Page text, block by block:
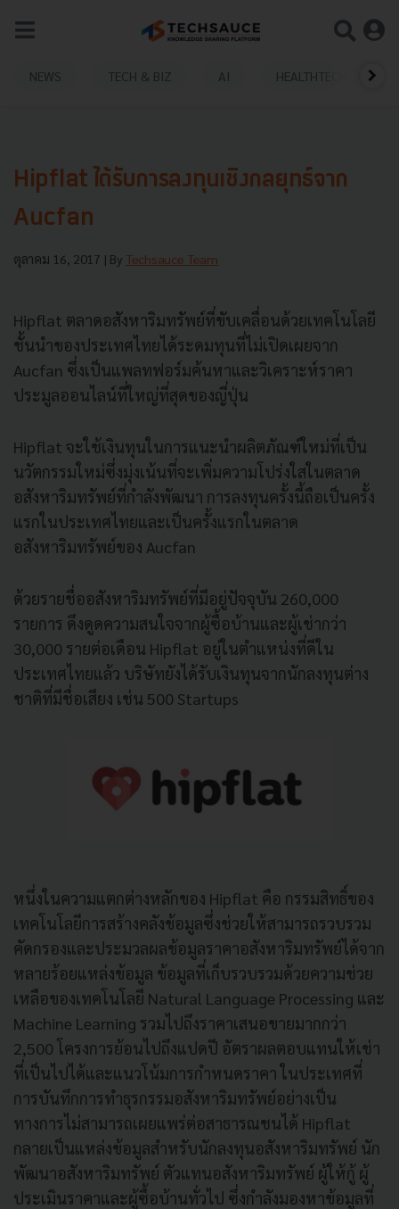
NEWS TECH & BIZ AI HEALTHTECH
Hipflat ได้รับการลงทุนเชิงกลยุทธ์จาก
Aucfan
ตุลาคม 16, 2017 | By Techsauce Team
Hipflat ตลาดอสังหาริมทรัพย์ที่ขับเคลื่อนด้วยเทคโนโลยี
ชั้นนำของประเทศไทยได้ระดมทุนที่ไม่เปิดเผยจาก
Aucfan ซึ่งเป็นแพลทฟอร์มค้นหาและวิเคราะห์ราคา
ประมูลออนไลน์ที่ใหญ่ที่สุดของญี่ปุ่น
Hipflat จะใช้เงินทุนในการแนะนำผลิตภัณฑ์ใหม่ที่เป็น
นวัตกรรมใหม่ซึ่งมุ่งเน้นที่จะเพิ่มความโปร่งใสในตลาด
อสังหาริมทรัพย์ที่กำลังพัฒนา การลงทุนครั้งนี้ถือเป็นครั้ง
แรกในประเทศไทยและเป็นครั้งแรกในตลาด
อสังหาริมทรัพย์ของ Aucfan
ด้วยรายชื่ออสังหาริมทรัพย์ที่มีอยู่ปัจจุบัน 260,000
รายการ ดึงดูดความสนใจจากผู้ซื้อบ้านและผู้เช่ากว่า
30,000 รายต่อเดือน Hipflat อยู่ในตำแหน่งที่ดีใน
ประเทศไทยแล้ว บริษัทยังได้รับเงินทุนจากนักลงทุนต่าง
ชาติที่มีชื่อเสียง เช่น 500 Startups
หนึ่งในความแตกต่างหลักของ Hipflat คือ กรรมสิทธิ์ของ
เทคโนโลยีการสร้างคลังข้อมูลซึ่งช่วยให้สามารถรวบรวม
คัดกรองและประมวลผลข้อมูลราคาอสังหาริมทรัพย์ได้จาก
หลายร้อยแหล่งข้อมูล ข้อมูลที่เก็บรวบรวมด้วยความช่วย
เหลือของเทคโนโลยี Natural Language Processing และ
Machine Learning รวมไปถึงราคาเสนอขายมากกว่า
2,500 โครงการย้อนไปถึงแปดปี อัตราผลตอบแทนให้เช่า
ที่เป็นไปได้และแนวโน้มการกำหนดราคา ในประเทศที่
การบันทึกการทำธุรกรรมอสังหาริมทรัพย์อย่างเป็น
ทางการไม่สามารถเผยแพร่ต่อสาธารณชนได้ Hipflat
กลายเป็นแหล่งข้อมูลสำหรับนักลงทุนอสังหาริมทรัพย์ นัก
พัฒนาอสังหาริมทรัพย์ ตัวแทนอสังหาริมทรัพย์ ผู้ให้กู้ ผู้
ประเมินราคาและผู้ซื้อบ้านทั่วไป ซึ่งกำลังมองหาข้อมูลที่